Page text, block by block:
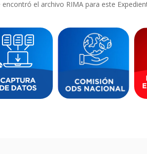
encontró el archivo RIMA para este